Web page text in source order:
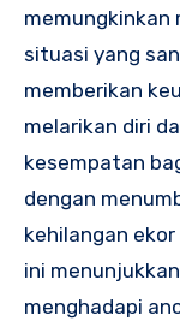
memungkinkan
situasi yang
memberikan
melarikan diri
kesempatan
dengan
kehilangan
ini
menghadapi